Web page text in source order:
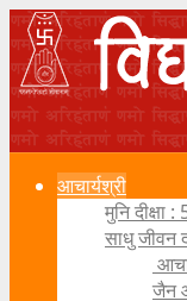
आचार्यश्री
मुनि दीक्षा :
साधु जीवन
जैन